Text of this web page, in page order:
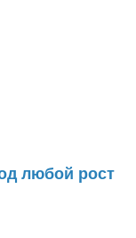
любой рост